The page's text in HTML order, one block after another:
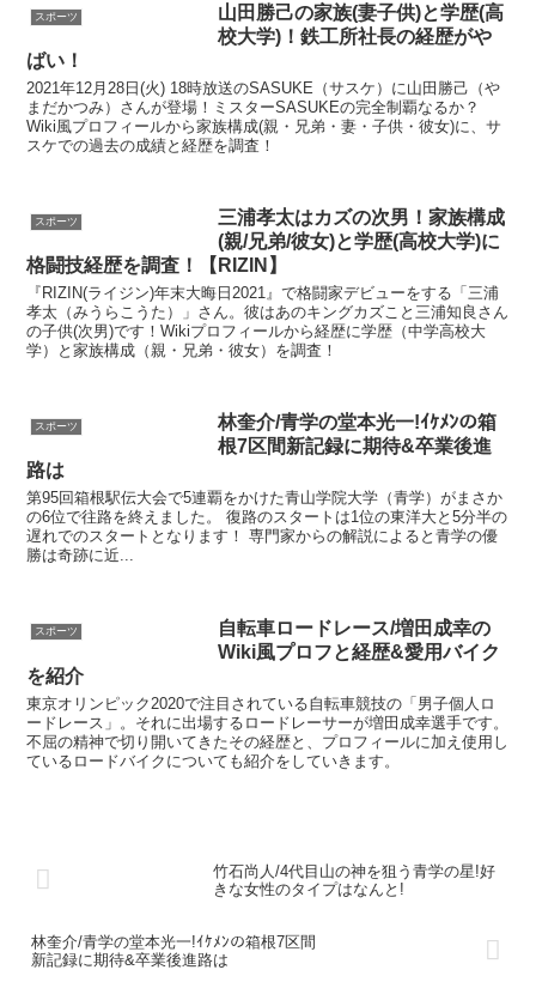
スポーツ
山田勝己の家族(妻子供)と学歴(高
校大学)！鉄工所社長の経歴がや
ばい！
2021年12月28日(火) 18時放送のSASUKE（サスケ）に山田勝己（や
まだかつみ）さんが登場！ミスターSASUKEの完全制覇なるか？
Wiki風プロフィールから家族構成(親・兄弟・妻・子供・彼女)に、サ
スケでの過去の成績と経歴を調査！
スポーツ
三浦孝太はカズの次男！家族構成
(親/兄弟/彼女)と学歴(高校大学)に
格闘技経歴を調査！【RIZIN】
『RIZIN(ライジン)年末大晦日2021』で格闘家デビューをする「三浦
孝太（みうらこうた）」さん。彼はあのキングカズこと三浦知良さん
の子供(次男)です！Wikiプロフィールから経歴に学歴（中学高校大
学）と家族構成（親・兄弟・彼女）を調査！
スポーツ
林奎介/青学の堂本光一!ｲｹﾒﾝの箱
根7区間新記録に期待&卒業後進
路は
第95回箱根駅伝大会で5連覇をかけた青山学院大学（青学）がまさか
の6位で往路を終えました。 復路のスタートは1位の東洋大と5分半の
遅れでのスタートとなります！ 専門家からの解説によると青学の優
勝は奇跡に近...
スポーツ
自転車ロードレース/増田成幸の
Wiki風プロフと経歴&愛用バイク
を紹介
東京オリンピック2020で注目されている自転車競技の「男子個人ロ
ードレース」。それに出場するロードレーサーが増田成幸選手です。
不屈の精神で切り開いてきたその経歴と、プロフィールに加え使用し
ているロードバイクについても紹介をしていきます。
竹石尚人/4代目山の神を狙う青学の星!好
きな女性のタイプはなんと!
林奎介/青学の堂本光一!ｲｹﾒﾝの箱根7区間
新記録に期待&卒業後進路は